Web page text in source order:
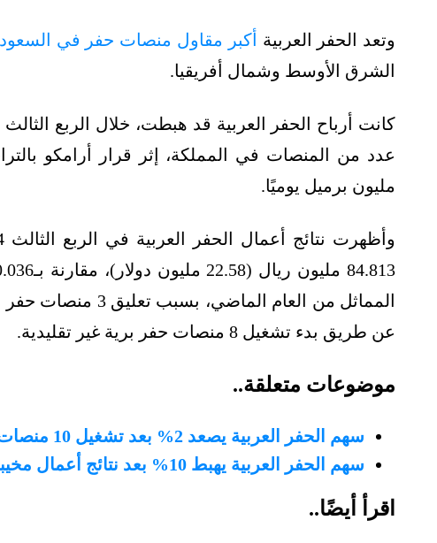
وتعد الحفر العربية أكبر مقاول منصات حفر في
الشرق الأوسط وشمال أفريقيا.
مليون برميل يوميًا.
المماثل من العام
عن طريق بدء تشغيل 8 منصات حفر برية غير تقليدية.
موضوعات متعلقة..
سهم الحفر العربية يصعد 2% بعد تشغيل 10 منصات برية في السعودية
سهم الحفر العربية يهبط 10% بعد نتائج أعمال مخيبة للآمال في الربع الثاني 2024
اقرأ أيضًا..